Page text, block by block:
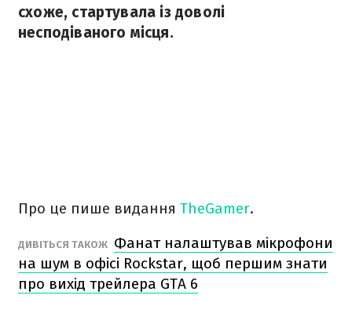
схоже, стартувала із доволі
несподіваного місця.
Про це пише видання TheGamer.
ДИВІТЬСЯ ТАКОЖ Фанат налаштував мікрофони
на шум в офісі Rockstar, щоб першим знати
про вихід трейлера GTA 6